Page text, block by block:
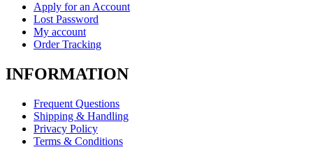
Apply for an Account
Lost Password
My account
Order Tracking
INFORMATION
Frequent Questions
Shipping & Handling
Privacy Policy
Terms & Conditions